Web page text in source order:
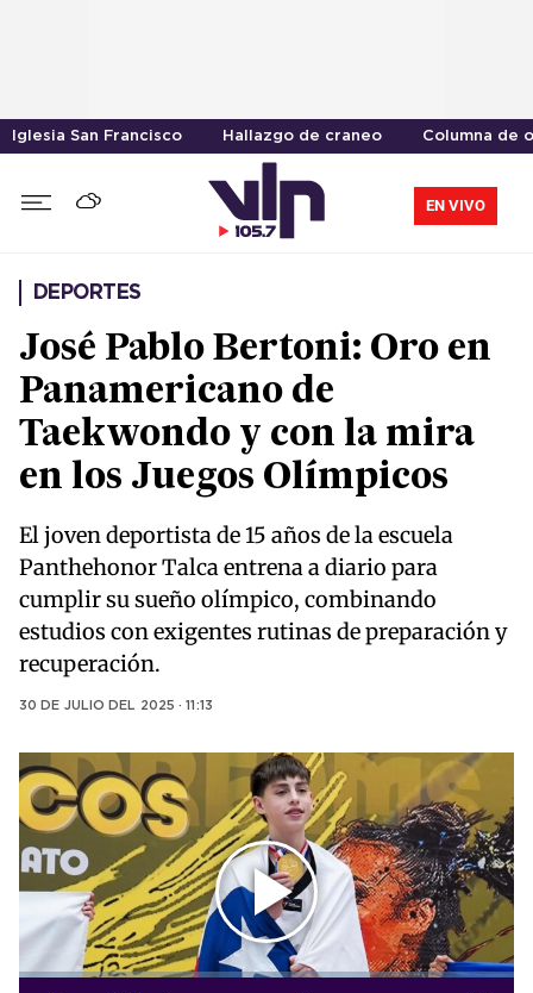
Iglesia San Francisco Hallazgo de craneo Columna de
EN VIVO
DEPORTES
José Pablo Bertoni: Oro en
Panamericano de
Taekwondo y con la mira
en los Juegos Olímpicos
El joven deportista de 15 años de la escuela
Panthehonor Talca entrena a diario para
cumplir su sueño olímpico, combinando
estudios con exigentes rutinas de preparación y
recuperación.
30 DE JULIO DEL 2025 · 11:13
Play
Video
Loaded: